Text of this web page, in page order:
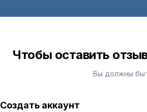
Чтобы оставить
Вы должны
Создать аккаунт